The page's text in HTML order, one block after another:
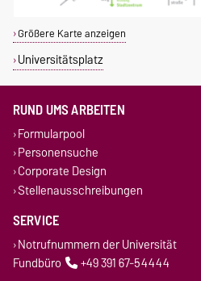
Größere Karte anzeigen
Universitätsplatz
RUND UMS ARBEITEN
Formularpool
Personensuche
Corporate Design
Stellenausschreibungen
SERVICE
Notrufnummern der Universität
Fundbüro
+49 391 67-54444